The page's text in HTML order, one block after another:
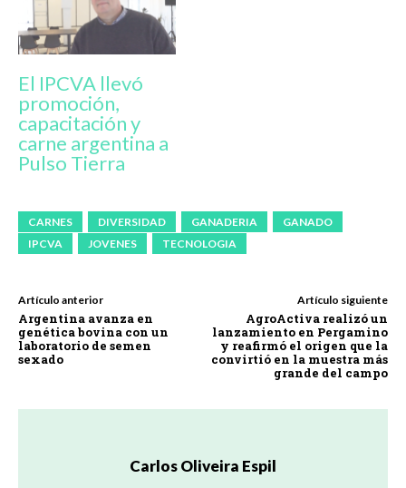
El IPCVA llevó
promoción,
capacitación y
carne argentina a
Pulso Tierra
CARNES DIVERSIDAD GANADERIA
GANADO
IPCVA
JOVENES TECNOLOGIA
Artículo anterior
Argentina avanza en
genética bovina con un
laboratorio de semen
sexado
Artículo siguiente
AgroActiva realizó un
lanzamiento en Pergamino
y reafirmó el origen que la
convirtió en la muestra más
grande del campo
Carlos Oliveira Espil